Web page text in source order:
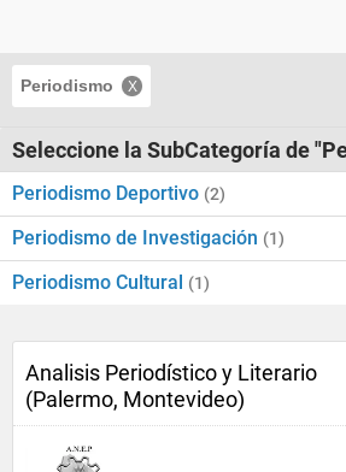
Periodismo
Seleccione la SubCategoría de
Periodismo Deportivo (2)
Periodismo de Investigación (1)
Periodismo Cultural (1)
Analisis Periodístico y Literario
(Palermo, Montevideo)